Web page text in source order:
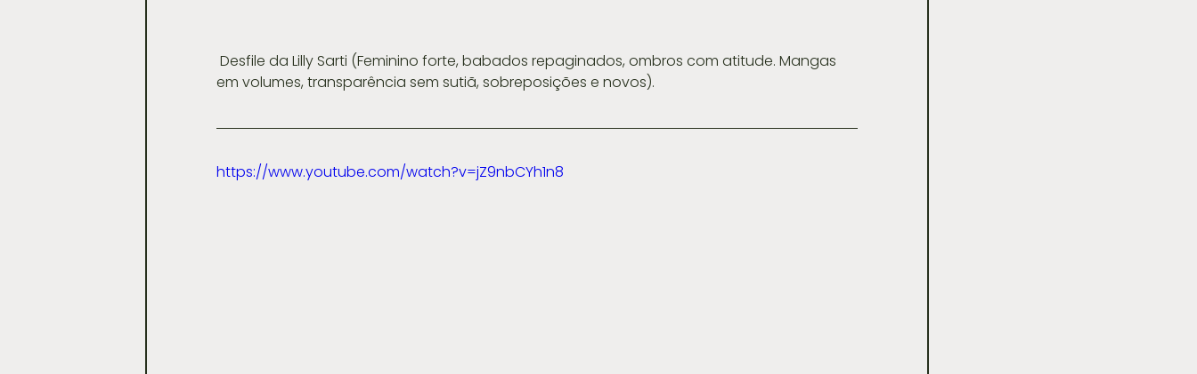
em volumes, transparência sem sutiã, sobreposições e novos).
https://www.youtube.com/watch?v=jZ9nbCYh1n8